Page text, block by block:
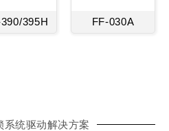
395H FF-030A
系统驱动解决方案